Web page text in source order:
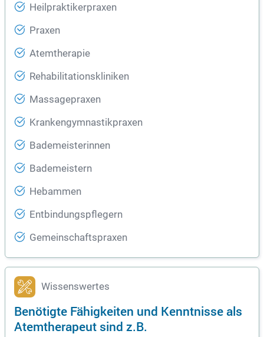
Heilpraktikerpraxen
Praxen
Atemtherapie
Rehabilitationskliniken
Massagepraxen
Krankengymnastikpraxen
Bademeisterinnen
Bademeistern
Hebammen
Entbindungspflegern
Gemeinschaftspraxen
Wissenswertes
Benötigte Fähigkeiten und Kenntnisse als
Atemtherapeut sind z.B.